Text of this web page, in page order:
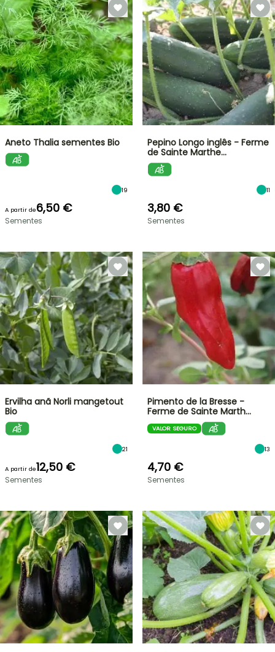
Aneto Thalia sementes Bio
19
A partir de6,50 €
Sementes
Pepino Longo inglês - Ferme
de Sainte Marthe…
11
3,80 €
Sementes
Ervilha anã Norli mangetout
Bio
21
A partir de12,50 €
Sementes
Pimento de la Bresse -
Ferme de Sainte Marth…
VALOR SEGURO
13
4,70 €
Sementes